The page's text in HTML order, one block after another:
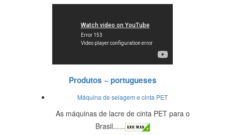
Produtos ~ portugueses
Máquina de selagem e cinta PET
As máquinas de lacre de cinta PET para o
Brasil......